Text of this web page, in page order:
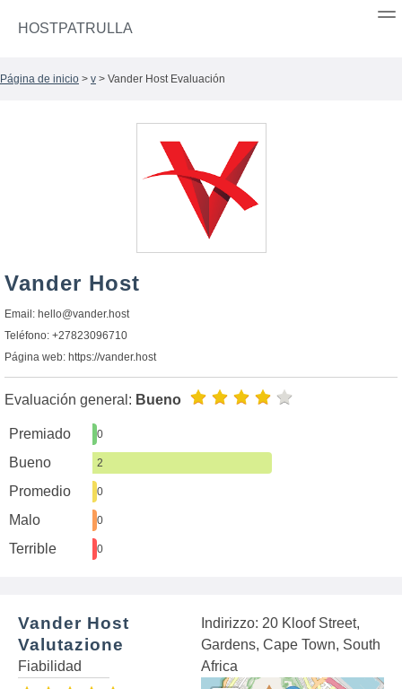
HOSTPATRULLA
Página de inicio > v > Vander Host Evaluación
Vander Host
Email: hello@vander.host
Teléfono: +27823096710
Página web: https://vander.host
Evaluación general: Bueno
Premiado 0
Bueno 2
Promedio 0
Malo 0
Terrible 0
Vander Host
Valutazione
Fiabilidad
Indirizzo: 20 Kloof Street,
Gardens, Cape Town, South
Africa